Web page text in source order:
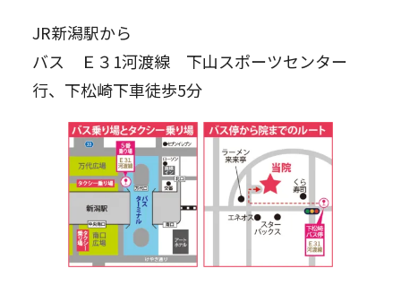
JR新潟駅から
バス Ｅ３1河渡線 下山スポーツセンター
行、下松崎下車徒歩5分